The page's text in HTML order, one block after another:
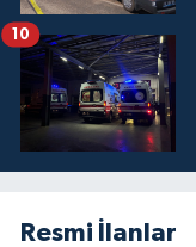
10
Resmi İlanlar